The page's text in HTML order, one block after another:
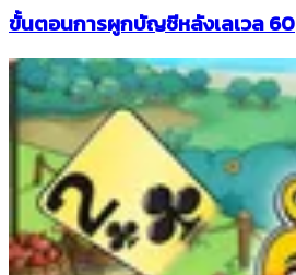
ขั้นตอนการผูกบัญชีหลังเลเวล 60